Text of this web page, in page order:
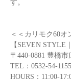
す。
＜＜カリモク60
【SEVEN STYLE
〒440-0881 豊橋市
TEL：0532-54-1155
HOURS：11:00-